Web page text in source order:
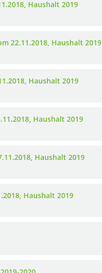
Haushalt 2019
22.11.2018, Haushalt 2019
Haushalt 2019
Haushalt 2019
Haushalt 2019
Haushalt 2019